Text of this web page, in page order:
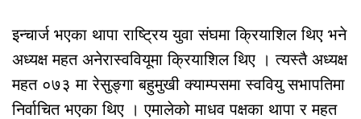
इन्चार्ज भएका थापा राष्ट्रिय युवा संघमा क्रियाशिल थिए भने
अध्यक्ष महत अनेरास्ववियूमा क्रियाशिल थिए । त्यस्तै अध्यक्ष
महत ०७३ मा रेसुङ्गा बहुमुखी क्याम्पसमा स्ववियु सभापतिमा
निर्वाचित भएका थिए । एमालेको माधव पक्षका थापा र महत